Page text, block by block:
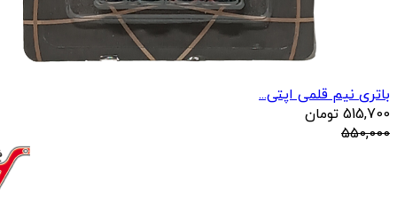
باتری نیم قلمی اپتی...
515,700 تومان
550,000